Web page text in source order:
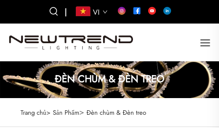
| VI
ĐÈN CHÙM & ĐÈN TREO
Trang chủ> Sản Phẩm> Đèn chùm & Đèn treo